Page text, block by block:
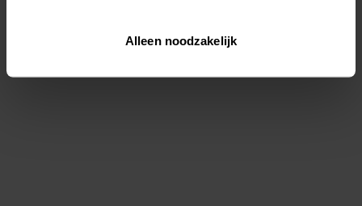
Via "Cookie instellingen" kun je ook zelf instellen welke
Alleen noodzakelijk